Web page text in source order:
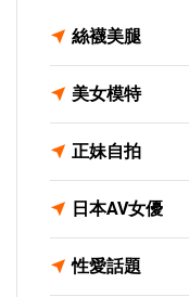
絲襪美腿
美女模特
正妹自拍
日本AV女優
性愛話題